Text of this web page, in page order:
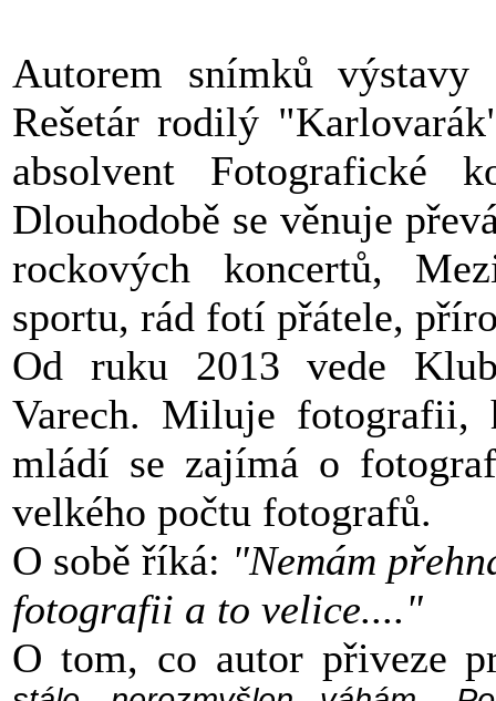
Autorem snímků
Rešetár rodilý
absolvent Fotografické
Dlouhodobě se věnuje
rockových koncertů,
sportu, rád fotí přátele,
Od ruku 2013 vede
Varech. Miluje fotografii,
mládí se zajímá o
velkého počtu fotografů.
O sobě říká: "Nemám
fotografii a to velice...."
O tom, co autor přiveze